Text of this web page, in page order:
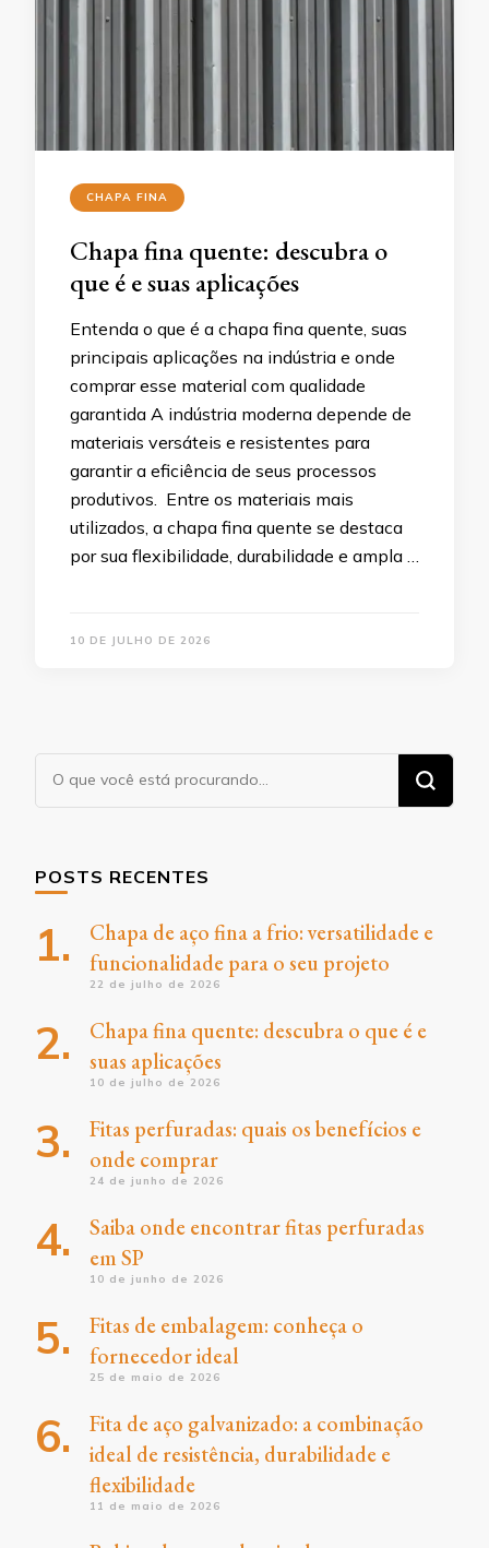
CHAPA FINA
Chapa fina quente: descubra o
que é e suas aplicações
Entenda o que é a chapa fina quente, suas
principais aplicações na indústria e onde
comprar esse material com qualidade
garantida A indústria moderna depende de
materiais versáteis e resistentes para
garantir a eficiência de seus processos
produtivos. Entre os materiais mais
utilizados, a chapa fina quente se destaca
por sua flexibilidade, durabilidade e ampla …
10 DE JULHO DE 2026
Procurando
algo?
POSTS RECENTES
Chapa de aço fina a frio: versatilidade e
funcionalidade para o seu projeto
22 de julho de 2026
Chapa fina quente: descubra o que é e
suas aplicações
10 de julho de 2026
Fitas perfuradas: quais os benefícios e
onde comprar
24 de junho de 2026
Saiba onde encontrar fitas perfuradas
em SP
10 de junho de 2026
Fitas de embalagem: conheça o
fornecedor ideal
25 de maio de 2026
Fita de aço galvanizado: a combinação
ideal de resistência, durabilidade e
flexibilidade
11 de maio de 2026